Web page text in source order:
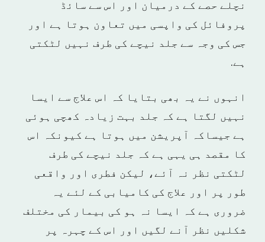
نچلے حصے کے درمیان اور اس سے سائڈ
پروفائل کی واپسی میں تعاون ہوتا ہے اور
جس کی وجہ سے جلد نیچے کی طرف نہیں لٹکتی
ہے.
انہوں نے یہ بھی بتایا کہ اس علاج سے ایسا
نہیں لگتا ہے کہ جلد بہت زیادہ کھچی ہوئی
ہے جیساکہ آپریشن میں ہوتا ہے کیونکہ اس
کا مقصد ہی یہی ہے کہ جلد نیچے کی طرف
لٹکتی نظر نہ آئے، لیکن فطری اور واقعی
طور پر اور علاج کی کامیابی کے لئے یہ
ضروری ہے کہ ایسا نہ ہو کی بیمار کی مختلف
شکلیں نظر آنے لگیں اور اس کے چہرہ پر